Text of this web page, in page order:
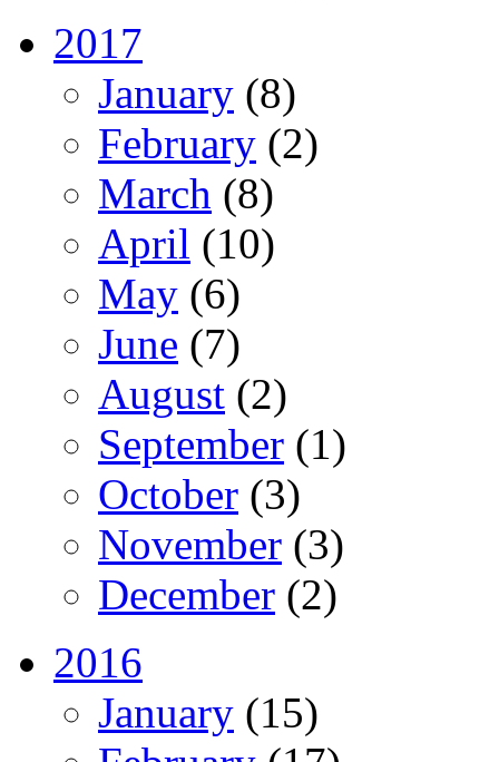
2017
January (8)
February (2)
March (8)
April (10)
May (6)
June (7)
August (2)
September (1)
October (3)
November (3)
December (2)
2016
January (15)